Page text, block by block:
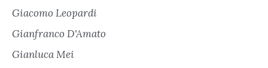
Giacomo Leopardi
Gianfranco D'Amato
Gianluca Mei